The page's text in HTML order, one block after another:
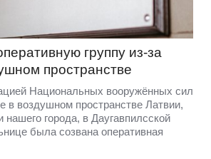
группу из-за
пространстве
Национальных вооружённых сил
в воздушном пространстве Латвии,
нашего города, в Даугавпилсской
была созвана оперативная